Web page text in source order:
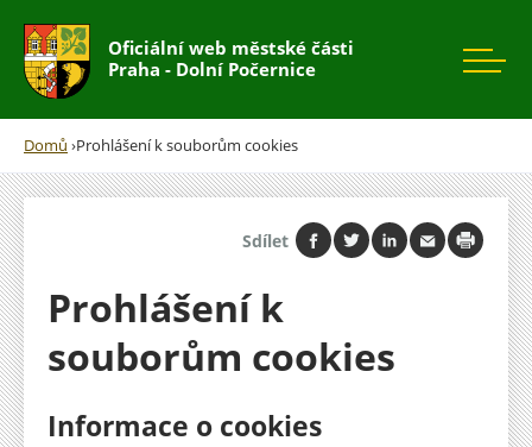
Oficiální web městské části
Praha - Dolní Počernice
Jste
zde
Domů ›Prohlášení k souborům cookies
Sdílet
Prohlášení k
souborům cookies
Informace o cookies